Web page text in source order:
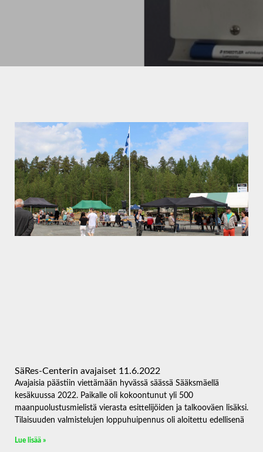
SäRes-Centerin avajaiset 11.6.2022
Avajaisia päästiin viettämään hyvässä säässä Sääksmäellä
kesäkuussa 2022. Paikalle oli kokoontunut yli 500
maanpuolustusmielistä vierasta esittelijöiden ja talkooväen lisäksi.
Tilaisuuden valmistelujen loppuhuipennus oli aloitettu edellisenä
Lue lisää »